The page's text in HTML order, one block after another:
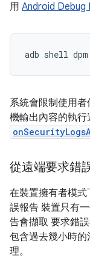
用 Android Debug
adb shell
系統會限制使用
機輸出內容的執行
從遠端要求錯
在裝置擁有者模
誤報告 裝置只有
告會擷取 要求錯
包含過去幾小時
理。